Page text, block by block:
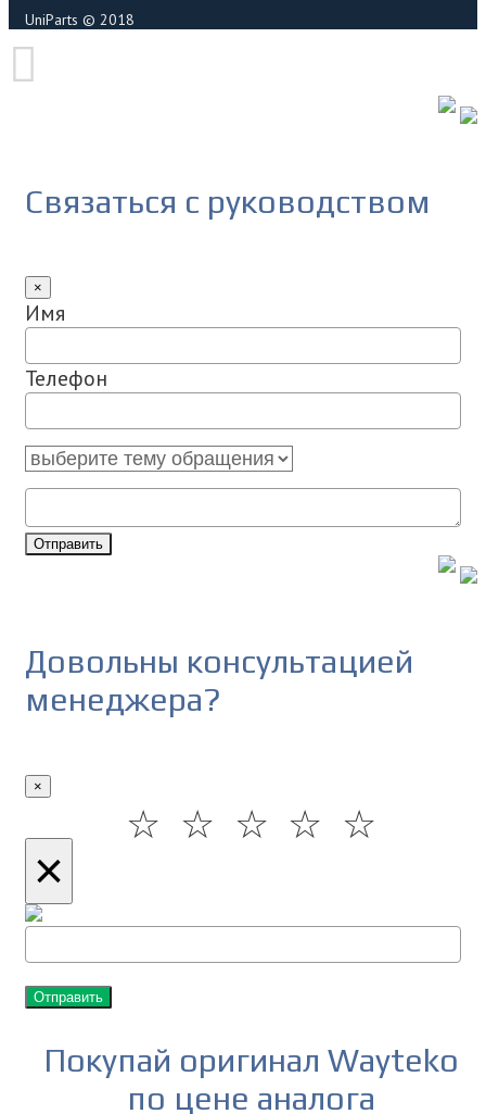
UniParts © 2018
Связаться с руководством
×
Имя
Телефон
Отправить
Довольны консультацией
менеджера?
×
☆
☆
☆
☆
☆
×
Отправить
Покупай оригинал Wayteko
по цене аналога